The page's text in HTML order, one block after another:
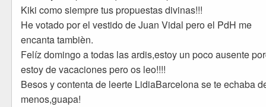
Kiki como siempre tus propuestas divinas!!!
He votado por el vestido de Juan Vidal pero el PdH me
encanta tambièn.
Felíz domingo a todas las ardis,estoy un poco ausente
estoy de vacaciones pero os leo!!!!
Besos y contenta de leerte LidiaBarcelona se te echaba
menos,guapa!